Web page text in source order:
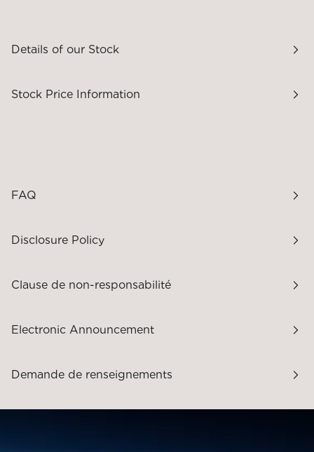
Details of our Stock
Stock Price Information
FAQ
Disclosure Policy
Clause de non-responsabilité
Electronic Announcement
Demande de renseignements